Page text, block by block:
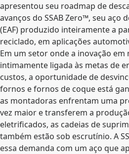
apresentou seu roadmap de
avanços do SSAB Zero™, seu aço
(EAF) produzido inteiramente a
reciclado, em aplicações
Em um setor onde a inovação em
intimamente ligada às metas de
custos, a oportunidade de
fornos e fornos de coque está
as montadoras enfrentam uma
vez maior e transferem a
eletrificados, as cadeias de
também estão sob escrutínio. A
essa demanda com um aço que